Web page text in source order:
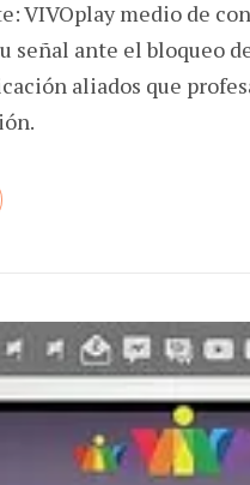
VIVOplay medio de
señal ante el bloqueo
aliados que